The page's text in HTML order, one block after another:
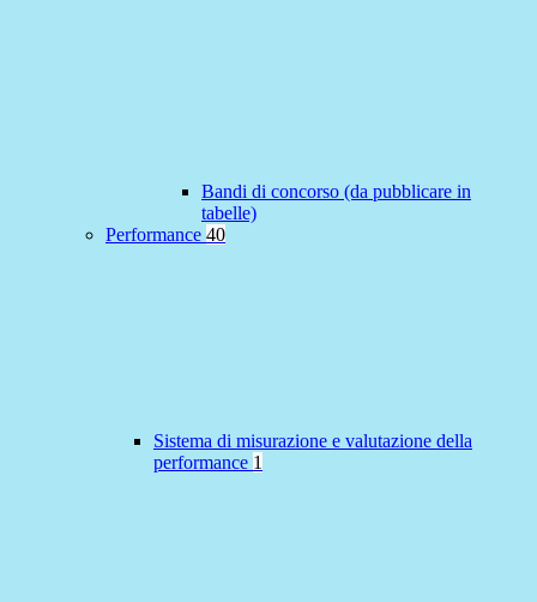
Bandi di concorso (da pubblicare in
tabelle)
Performance 40
Sistema di misurazione e valutazione della
performance 1